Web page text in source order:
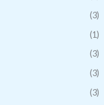
(3)
(1)
(3)
(3)
(3)